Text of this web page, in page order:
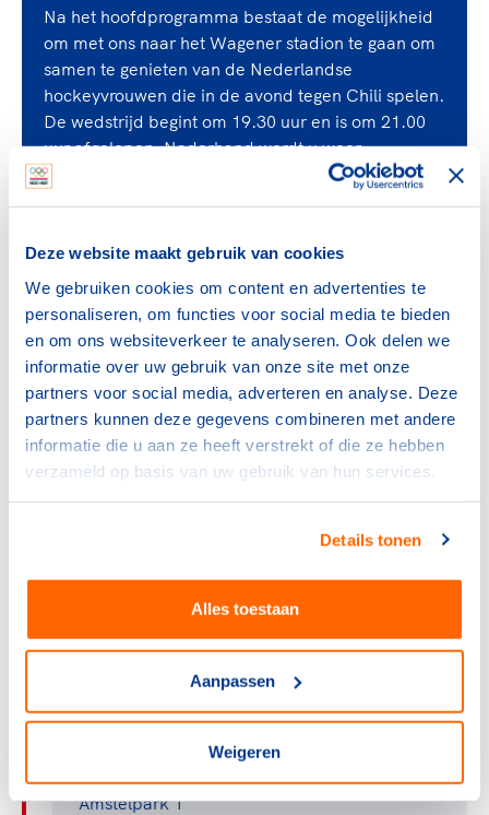
Deze website maakt gebruik van cookies
We gebruiken cookies om content en advertenties te
personaliseren, om functies voor social media te bieden
en om ons websiteverkeer te analyseren. Ook delen we
informatie over uw gebruik van onze site met onze
partners voor social media, adverteren en analyse. Deze
partners kunnen deze gegevens combineren met andere
informatie die u aan ze heeft verstrekt of die ze hebben
verzameld op basis van uw gebruik van hun services.
Details tonen
Alles toestaan
Aanpassen
Weigeren
Na het hoofdprogramma bestaat de mogelijkheid
om met ons naar het Wagener stadion te gaan om
samen te genieten van de Nederlandse
hockeyvrouwen die in de avond tegen Chili spelen.
De wedstrijd begint om 19.30 uur en is om 21.00
uur afgelopen. Naderhand wordt u weer
teruggebracht naar het Rosarium.
parallelle sessie, de programma’s zijn zichtbaar
Overzicht parallelsessies
Nationale Jeugdcoalitie
Preventie
Sportcampagne Provinciale Staten- en
Waterschapsverkiezingen 2023
Jeugdzorg en sport: twee werelden te
Internationale sportbestuurders
Dynamische Schooldag
Klankbordgroep Teamcompetities
Locatie en bereikbaarheid
Amstelpark 1